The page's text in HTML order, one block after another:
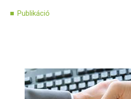
Publikáció